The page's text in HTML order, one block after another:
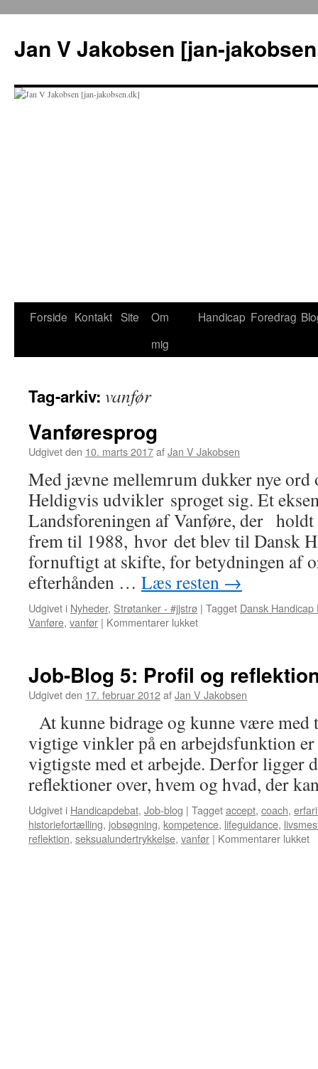
indhold
Jan V Jakobsen [jan-
Forside Kontakt Site
Om
mig
Handicap Foredrag
Tag-arkiv: vanfør
Vanføresprog
Udgivet den 10. marts 2017afJan V Jakobsen
Med jævne mellemrum dukker nye ord
Heldigvis udvikler sproget sig. Et
Landsforeningen af Vanføre, der
frem til 1988, hvor det blev til Dansk
fornuftigt at skifte, for betydningen af
efterhånden … Læs resten →
Udgivet i Nyheder, Strøtanker - #jjstrø | Tagget Dansk Handicap
Vanføre, vanfør | Kommentarer lukkettil
Job-Blog 5: Profil og
Udgivet den 17. februar 2012afJan V Jakobsen
At kunne bidrage og kunne være med
vigtige vinkler på en arbejdsfunktion
vigtigste med et arbejde. Derfor ligger
reflektioner over, hvem og hvad, der
Udgivet i Handicapdebat, Job-blog | Taggetaccept, coach,
historiefortælling, jobsøgning, kompetence, lifeguidance,
reflektion, seksualundertrykkelse, vanfør | Kommentarer lukkettil